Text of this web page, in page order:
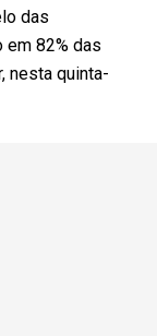
das
em 82% das
nesta quinta-